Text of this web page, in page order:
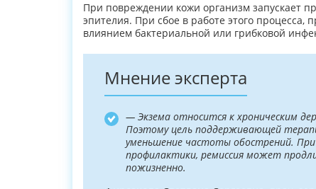
При повреждении кожи организм запускает
эпителия. При сбое в работе этого
влиянием бактериальной или грибковой
Мнение эксперта
— Экзема относится к хроническим
Поэтому цель поддерживающей
уменьшение частоты обострений.
профилактики, ремиссия может
пожизненно.